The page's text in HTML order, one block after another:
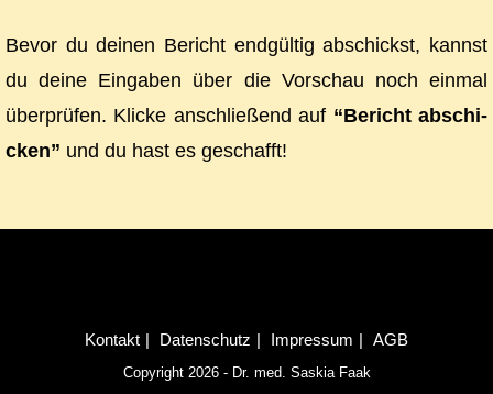
Be­vor du dei­nen Be­richt end­gül­tig ab­schickst, kannst
du dei­ne Ein­ga­ben über die Vor­schau noch ein­mal
über­prü­fen. Kli­cke an­schlie­ßend auf “Be­richt ab­schi­
cken” und du hast es geschafft!
Kon­takt Da­ten­schutz Im­pres­sum AGB
Copyright 2026 - Dr. med. Saskia Faak